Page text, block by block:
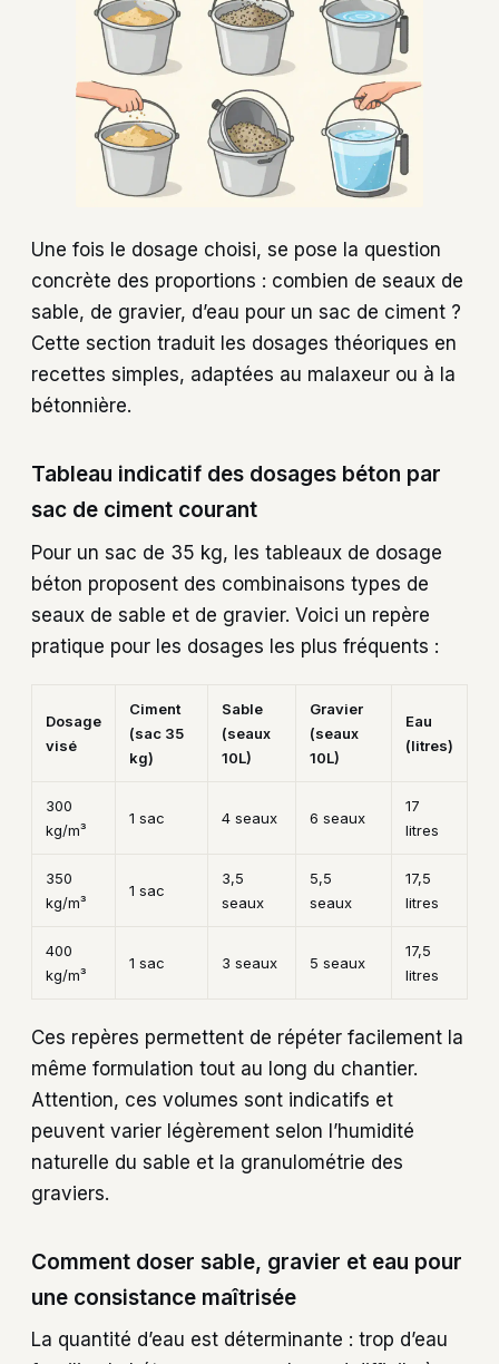
Une fois le dosage choisi, se pose la question
concrète des proportions : combien de seaux de
sable, de gravier, d’eau pour un sac de ciment ?
Cette section traduit les dosages théoriques en
recettes simples, adaptées au malaxeur ou à la
bétonnière.
Tableau indicatif des dosages béton par
sac de ciment courant
Pour un sac de 35 kg, les tableaux de dosage
béton proposent des combinaisons types de
seaux de sable et de gravier. Voici un repère
pratique pour les dosages les plus fréquents :
Dosage
visé
Ciment
(sac 35
kg)
Sable
(seaux
10L)
Gravier
(seaux
10L)
Eau
(litres)
300
kg/m³
1 sac 4 seaux 6 seaux
17
litres
350
kg/m³
1 sac
3,5
seaux
5,5
seaux
17,5
litres
400
kg/m³
1 sac 3 seaux 5 seaux
17,5
litres
Ces repères permettent de répéter facilement la
même formulation tout au long du chantier.
Attention, ces volumes sont indicatifs et
peuvent varier légèrement selon l’humidité
naturelle du sable et la granulométrie des
graviers.
Comment doser sable, gravier et eau pour
une consistance maîtrisée
La quantité d’eau est déterminante : trop d’eau